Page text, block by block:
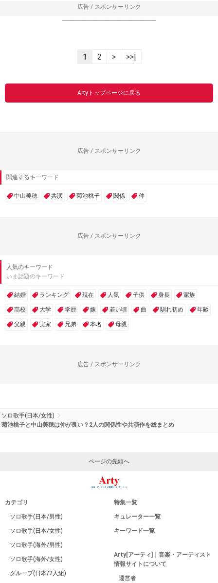
広告 / スポンサーリンク
----------------------------------------------------------------
1 2 > >>|
Artyトップページに戻る
広告 / スポンサーリンク
関連するキーワード
中山美穂 共演 菊池桃子 関係 仲
広告 / スポンサーリンク
人気のキーワード
いま話題のキーワード
結婚 ランキング 現在 人気 子供 身長 家族
高校 大学 学歴 嫁 若い頃 曲 馴れ初め 年齢
父親 実家 兄弟 本名 母親
広告 / スポンサーリンク
ソロ歌手(日本/女性)
菊池桃子と中山美穂は仲が良い？2人の関係性や共演作を総まとめ
ページの先頭へ
カテゴリ
ソロ歌手(日本/男性)
ソロ歌手(日本/女性)
ソロ歌手(海外/男性)
ソロ歌手(海外/女性)
グループ(日本/2人組)
特集一覧
キュレーター一覧
キーワード一覧
Arty[アーティ]｜音楽・アーティスト
情報サイトについて
運営者